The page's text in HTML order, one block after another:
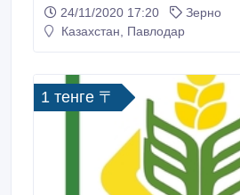
24/11/2020 17:20
Зерно
Казахстан, Павлодар
1 тенге 〒